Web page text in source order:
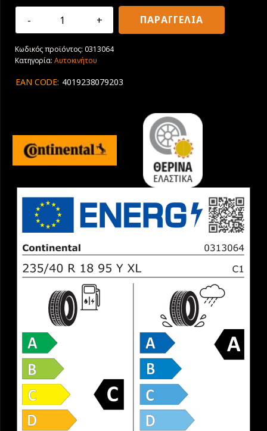
235/40R18
Continental
PremiumContact
ποσότητα
ΠΑΡΑΓΓΕΛΙΑ
Κωδικός προϊόντος:0313064
Κατηγορία: Αυτοκινήτου
EAN CODE: 4019238079203